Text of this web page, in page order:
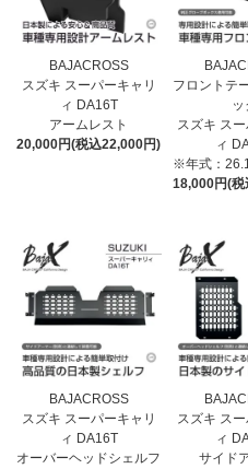
BAJACROSS
スズキ スーパーキャリ
ィ DA16T
アームレスト
20,000円(税込22,000円)
フロントテ
ッ
スズキ ス
ィ
※年式：
18,000円(
BAJACROSS
スズキ スーパーキャリ
ィ DA16T
オーバーヘッドシェルフ
スズキ ス
ィ
サイド